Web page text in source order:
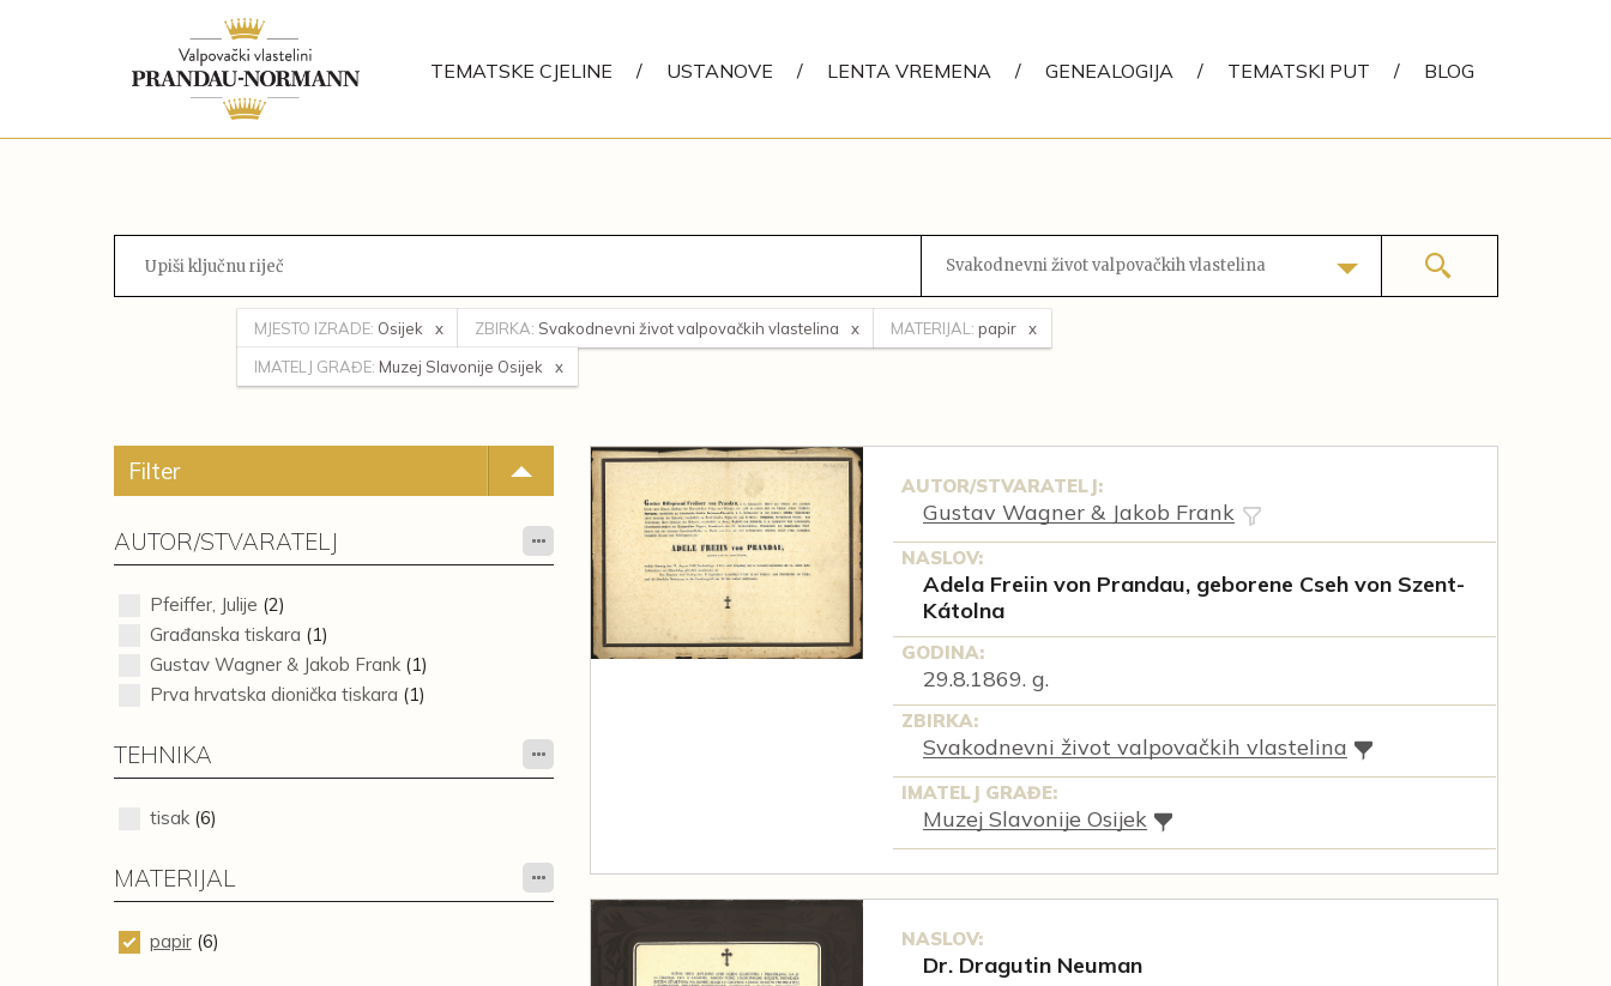
TEMATSKE CJELINE / USTANOVE / LENTA VREMENA / GENEALOGIJA / TEMATSKI PUT / BLOG
Svakodnevni život valpovačkih vlastelina
MJESTO IZRADE: Osijek ZBIRKA: Svakodnevni život valpovačkih vlastelina MATERIJAL: papir
IMATELJ GRAĐE: Muzej Slavonije Osijek
Filter
AUTOR/STVARATELJ
Pfeiffer, Julije (2)
Građanska tiskara (1)
Gustav Wagner & Jakob Frank(1)
Prva hrvatska dionička tiskara (1)
TEHNIKA
tisak(6)
MATERIJAL
papir(6)
AUTOR/STVARATELJ:
Gustav Wagner & Jakob Frank
NASLOV:
Adela Freiin von Prandau, geborene Cseh von Szent-
Kátolna
GODINA:
29.8.1869. g.
ZBIRKA:
Svakodnevni život valpovačkih vlastelina
IMATELJ GRAĐE:
Muzej Slavonije Osijek
NASLOV:
Dr. Dragutin Neuman